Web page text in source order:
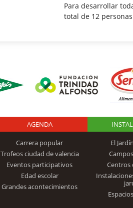
Para desarrollar
total de 12
Logo Fundación
Trinidad Alfonso
AGENDA
Carrera popular
Trofeos ciudad de valencia
Eventos participativos
Edad escolar
Grandes acontecimientos
El
Centros